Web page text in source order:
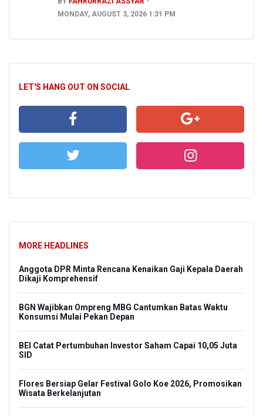
MONDAY, AUGUST 3, 2026 1:31 PM
LET'S HANG OUT ON SOCIAL
MORE HEADLINES
Anggota DPR Minta Rencana Kenaikan Gaji Kepala Daerah
Dikaji Komprehensif
BGN Wajibkan Ompreng MBG Cantumkan Batas Waktu
Konsumsi Mulai Pekan Depan
BEI Catat Pertumbuhan Investor Saham Capai 10,05 Juta
SID
Flores Bersiap Gelar Festival Golo Koe 2026, Promosikan
Wisata Berkelanjutan